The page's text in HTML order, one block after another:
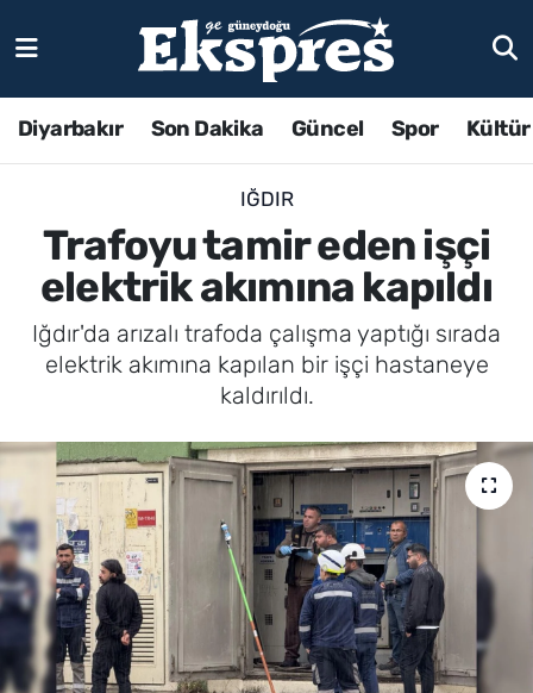
Diyarbakır Son Dakika Güncel Spor
IĞDIR
Trafoyu tamir eden işçi
elektrik akımına kapıldı
Iğdır'da arızalı trafoda çalışma yaptığı sırada
elektrik akımına kapılan bir işçi hastaneye
kaldırıldı.